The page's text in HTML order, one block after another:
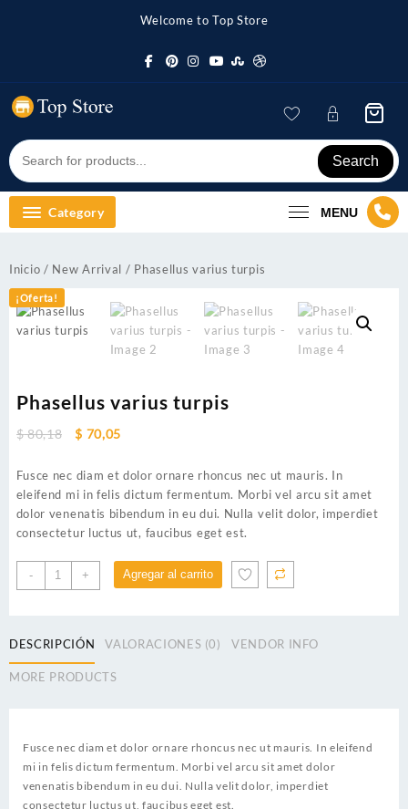
Welcome to Top Store
Search
Category MENU
Inicio / New Arrival / Phasellus varius turpis
¡Oferta!
Phasellus varius turpis
$80,18
Original
was:
$ 80,18.
$ 70,05
is:
$ 70,05.
Fusce nec diam et dolor ornare rhoncus nec ut mauris. In
eleifend mi in felis dictum fermentum. Morbi vel arcu sit amet
dolor venenatis bibendum in eu dui. Nulla velit dolor, imperdiet
consectetur luctus ut, faucibus eget est.
-
Phasellus
varius
+ Agregar al carrito
DESCRIPCIÓN VALORACIONES (0) VENDOR INFO
MORE PRODUCTS
Fusce nec diam et dolor ornare rhoncus nec ut mauris. In eleifend
mi in felis dictum fermentum. Morbi vel arcu sit amet dolor
venenatis bibendum in eu dui. Nulla velit dolor, imperdiet
consectetur luctus ut, faucibus eget est.